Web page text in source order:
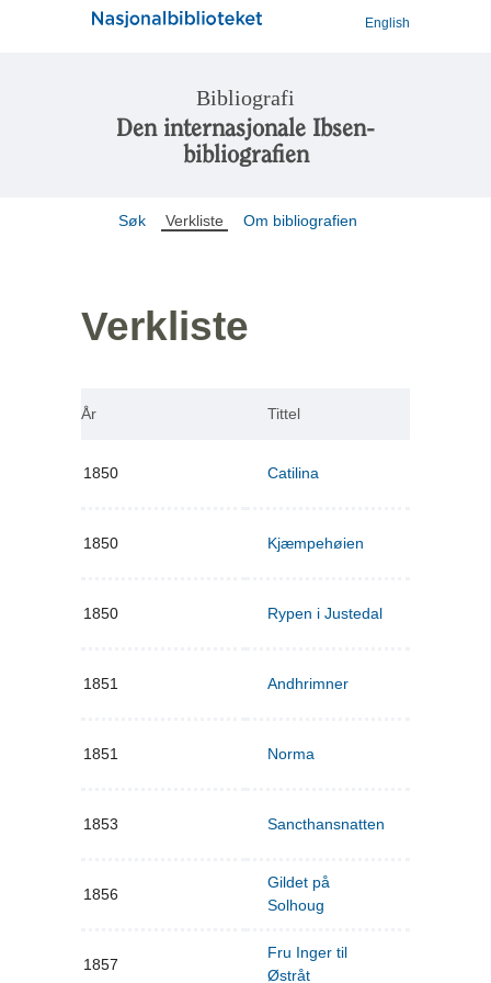
English
Bibliografi
Den internasjonale Ibsen-
bibliografien
Søk Verkliste Om bibliografien
Verkliste
År Tittel
1850 Catilina
1850 Kjæmpehøien
1850 Rypen i Justedal
1851 Andhrimner
1851 Norma
1853 Sancthansnatten
1856
Gildet på
Solhoug
1857
Fru Inger til
Østråt